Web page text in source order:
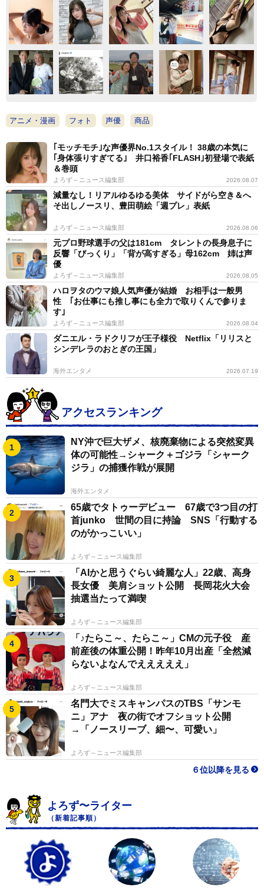
アニメ・漫画 フォト 声優 商品
｢モッチモチ｣な声優界No.1スタイル！ 38歳の本気に
｢身体張りすぎてる｣ 井口裕香｢FLASH｣初登場で表紙
＆巻頭
よろず～ニュース編集部 2026.08.07
減量なし！リアルゆるゆる美体 サイドがら空き＆へ
そ出しノースリ、豊田萌絵「週プレ」表紙
よろず～ニュース編集部 2026.08.06
元プロ野球選手の父は181cm タレントの長身息子に
反響「びっくり」「背が高すぎる」母162cm 姉は声
優
よろず～ニュース編集部 2026.08.05
ハロヲタのウマ娘人気声優が結婚 お相手は一般男
性 ｢お仕事にも推し事にも全力で取りくんで参りま
す｣
よろず～ニュース編集部 2026.08.04
ダニエル・ラドクリフが王子様役 Netflix「リリスと
シンデレラのおとぎの王国」
海外エンタメ 2026.07.19
アクセスランキング
NY沖で巨大ザメ、核廃棄物による突然変異
体の可能性→シャーク＋ゴジラ「シャーク
ジラ」の捕獲作戦が展開
海外エンタメ
65歳でタトゥーデビュー 67歳で3つ目の打
首junko 世間の目に持論 SNS「行動する
のがかっこいい」
よろず～ニュース編集部
「AIかと思うぐらい綺麗な人」22歳、高身
長女優 美肩ショット公開 長岡花火大会
抽選当たって満喫
よろず～ニュース編集部
「♪たらこ～、たらこ～」CMの元子役 産
前産後の体重公開！昨年10月出産「全然減
らないよなんでえええええ」
よろず～ニュース編集部
名門大でミスキャンパスのTBS「サンモ
ニ」アナ 夜の街でオフショット公開
→「ノースリーブ、細〜、可愛い」
よろず～ニュース編集部
６位以降を見る
よろず〜ライター
（新着記事順）